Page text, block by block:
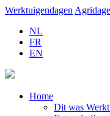
Werktuigendagen
NL
FR
EN
Home
Dit was